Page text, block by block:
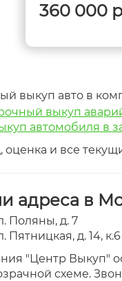
360 000
выкуп авто в
выкуп
автомобиля в
оценка и все
адреса в
Поляны, д. 7
Пятницкая, д. 14,
"Центр Выкуп"
схеме.